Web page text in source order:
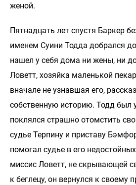
женой.
Пятнадцать лет спустя Баркер
именем Суини Тодда добрался
нашел у себя дома ни жены, ни
Ловетт, хозяйка маленькой
вначале не узнавшая его,
собственную историю. Тодд был
поклялся страшно отомстить
судье Терпину и приставу
помогал судье в его
миссис Ловетт, не скрывающей
к беглецу, он вернулся к своему